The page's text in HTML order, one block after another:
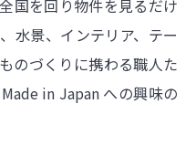
国を回り物件を見るだけ
水景、インテリア、テー
のづくりに携わる職人た
in Japan への興味の